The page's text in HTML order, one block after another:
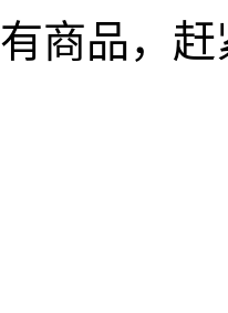
商品，